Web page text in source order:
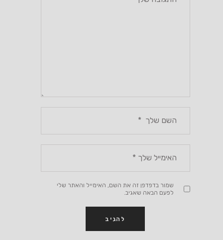
שמור בדפדפן זה את השם, האימייל והאתר שלי
לפעם הבאה שאגיב.